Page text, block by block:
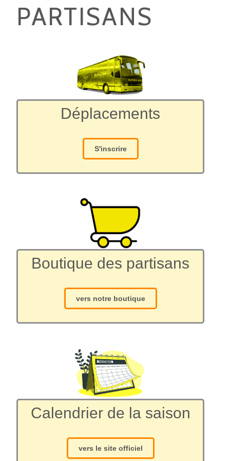
PARTISANS
Déplacements
S'inscrire
Boutique des partisans
vers notre boutique
Calendrier de la saison
vers le site officiel